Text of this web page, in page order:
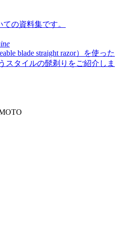
ての資料集です。
blade straight razor）を使った
スタイルの髭剃りをご紹介しま